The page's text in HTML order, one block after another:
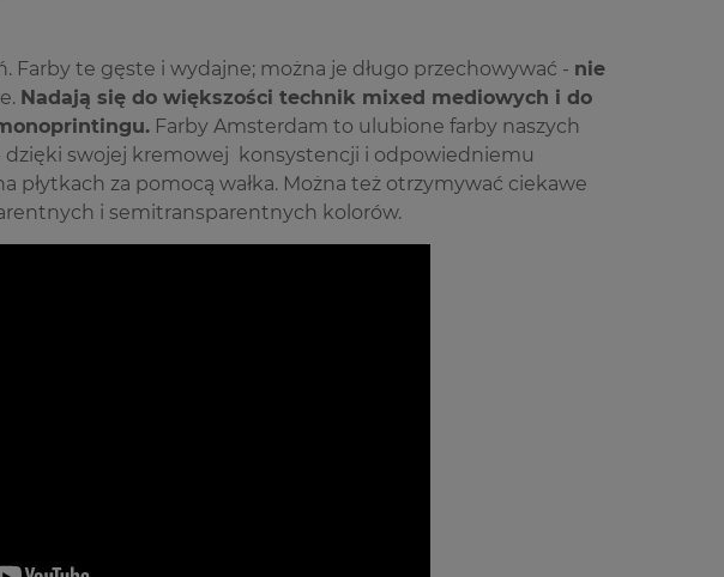
Farby te gęste i wydajne; można je długo przechowywać - nie
Nadają się do większości technik mixed mediowych i do
Farby Amsterdam to ulubione farby naszych
swojej kremowej konsystencji i odpowiedniemu
płytkach za pomocą wałka. Można też otrzymywać ciekawe
i semitransparentnych kolorów.